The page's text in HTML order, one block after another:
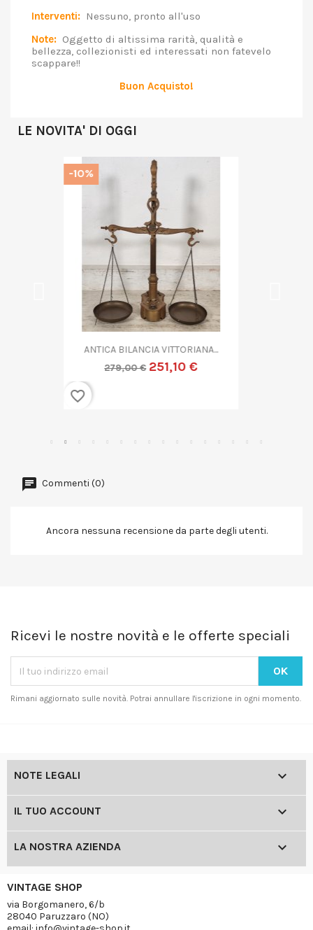
Interventi: Nessuno, pronto all'uso
Note: Oggetto di altissima rarità, qualità e
bellezza, collezionisti ed interessati non fatevelo
scappare!!
Buon Acquisto!
LE NOVITA' DI OGGI
ANTICA COPPIA CANDELIERE...
399,00 € 359,10 €
-10%
Commenti (0)
Ancora nessuna recensione da parte degli utenti.
Ricevi le nostre novità e le offerte speciali
Rimani aggiornato sulle novità. Potrai annullare l'iscrizione in ogni momento.
NOTE LEGALI 
IL TUO ACCOUNT 
LA NOSTRA AZIENDA 
VINTAGE SHOP
via Borgomanero, 6/b
28040 Paruzzaro (NO)